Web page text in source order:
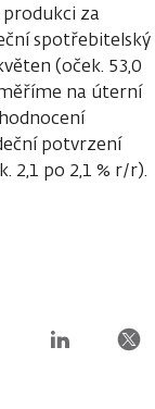
za
spotřebitelský
(oček. 53,0
na úterní
potvrzení
2,1 po 2,1 % r/r).